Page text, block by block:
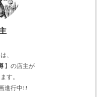
、
】の店主が
す。
進行中!!